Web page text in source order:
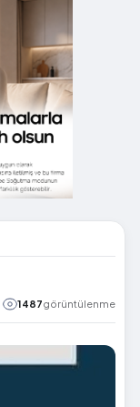
1487görüntülenme